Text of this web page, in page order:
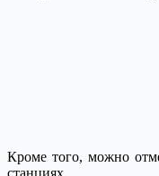
Кроме того, можно
станциях.